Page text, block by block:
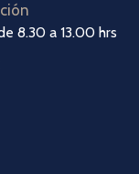
8.30 a 13.00 hrs